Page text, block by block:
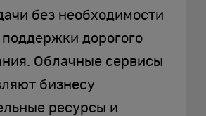
без необходимости
дорогого
Облачные сервисы
бизнесу
ресурсы и